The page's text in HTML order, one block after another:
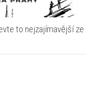
to nejzajímavější ze